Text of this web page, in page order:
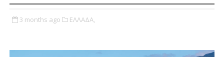
3 months ago ΕΛΛΑΔΑ,